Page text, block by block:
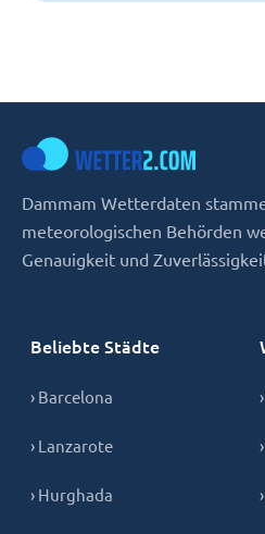
Dammam Wetterdaten
meteorologischen Behörden
Genauigkeit und
Beliebte Städte
› Barcelona
› Lanzarote
› Hurghada